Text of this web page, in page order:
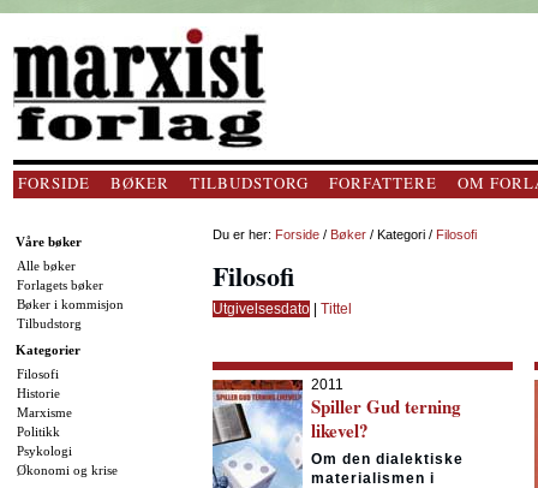
FORSIDE BØKER TILBUDSTORG FORFATTERE OM
Våre bøker
Alle bøker
Forlagets bøker
Bøker i kommisjon
Tilbudstorg
Kategorier
Filosofi
Historie
Marxisme
Politikk
Psykologi
Økonomi og krise
Du er her: Forside / Bøker / Kategori / Filosofi
Filosofi
Utgivelsesdato Tittel
2011
Spiller Gud terning
likevel?
Om den dialektiske
materialismen i